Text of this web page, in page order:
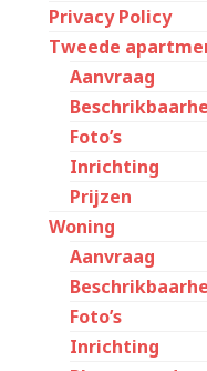
Privacy Policy
Tweede
Aanvraag
Foto’s
Inrichting
Prijzen
Woning
Aanvraag
Foto’s
Inrichting